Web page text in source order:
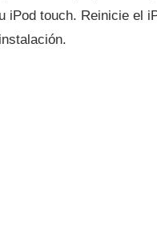
iPod touch. Reinicie el